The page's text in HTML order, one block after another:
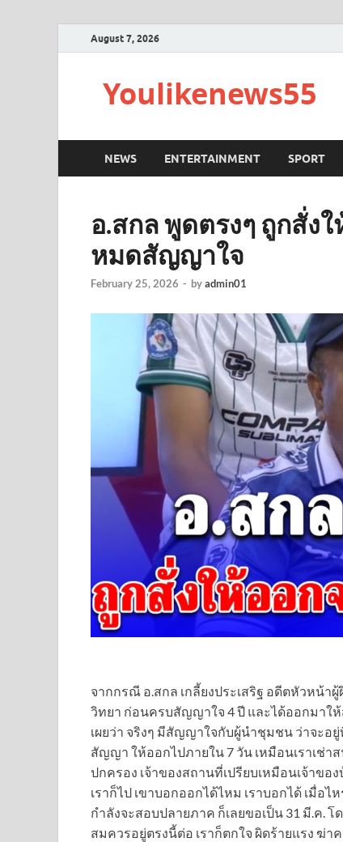
August 7, 2026
Youlikenews55
NEWS ENTERTAINMENT SPORT
อ.สกล พูดตรงๆ ถูกสั่ง
หมดสัญญาใจ
February 25, 2026 - byadmin01
จากกรณี อ.สกล เกลี้ยงประเสริฐ อดีตหัวหน้
วิทยา ก่อนครบสัญญาใจ 4 ปี และได้ออกมาใ
เผยว่า จริงๆ มีสัญญาใจกับผู้นำชุมชน ว่าจะอ
สัญญา ให้ออกไปภายใน 7 วัน เหมือนเราเช่า
ปกครอง เจ้าของสถานที่เปรียบเหมือนเจ้าขอ
เราก็ไป เขาบอกออกได้ไหม เราบอกได้ เมื่อไ
กำลังจะสอบปลายภาค ก็เลยขอเป็น 31 มี.ค.
สมควรอยู่ตรงนี้ต่อ เราก็ตกใจ ผิดร้ายแรง ฆ่า